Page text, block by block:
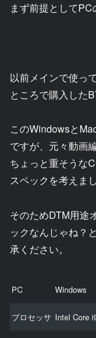
まず前提としてPC
以前メインで使っ
ところで購入した
このWindowsと
ですが、元々動画
ちょっと重そうな
スペックを考えまし
そのためDTM用途
ックなんじゃね？
承ください。
PC Windows
プロセッサ Intel Core